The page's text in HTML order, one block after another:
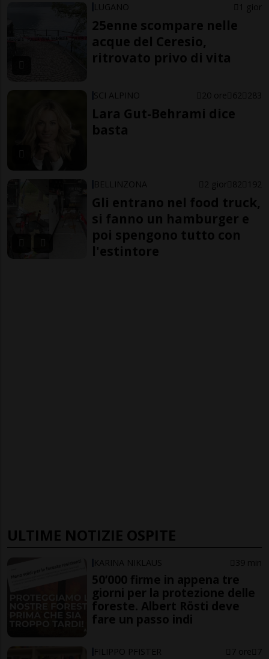
LUGANO 1 gior
25enne scompare nelle
acque del Ceresio,
ritrovato privo di vita
SCI ALPINO 20 ore 62 283
Lara Gut-Behrami dice
basta
BELLINZONA 2 gior 82 192
Gli entrano nel food truck,
si fanno un hamburger e
poi spengono tutto con
l'estintore
ULTIME NOTIZIE OSPITE
KARINA NIKLAUS 39 min
50’000 firme in appena tre
giorni per la protezione delle
foreste. Albert Rösti deve
fare un passo indi
FILIPPO PFISTER 7 ore 7